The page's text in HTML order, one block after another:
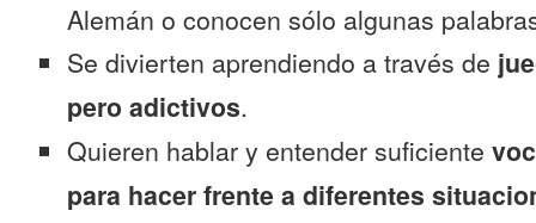
Alemán o conocen sólo algunas
Se divierten aprendiendo a través de
pero adictivos.
Quieren hablar y entender suficiente
para hacer frente a diferentes